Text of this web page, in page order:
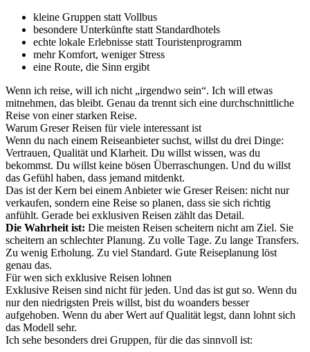
kleine Gruppen statt Vollbus
besondere Unterkünfte statt Standardhotels
echte lokale Erlebnisse statt Touristenprogramm
mehr Komfort, weniger Stress
eine Route, die Sinn ergibt
Wenn ich reise, will ich nicht „irgendwo sein“. Ich will etwas
mitnehmen, das bleibt. Genau da trennt sich eine durchschnittliche
Reise von einer starken Reise.
Warum Greser Reisen für viele interessant ist
Wenn du nach einem Reiseanbieter suchst, willst du drei Dinge:
Vertrauen, Qualität und Klarheit. Du willst wissen, was du
bekommst. Du willst keine bösen Überraschungen. Und du willst
das Gefühl haben, dass jemand mitdenkt.
Das ist der Kern bei einem Anbieter wie Greser Reisen: nicht nur
verkaufen, sondern eine Reise so planen, dass sie sich richtig
anfühlt. Gerade bei exklusiven Reisen zählt das Detail.
Die Wahrheit ist: Die meisten Reisen scheitern nicht am Ziel. Sie
scheitern an schlechter Planung. Zu volle Tage. Zu lange Transfers.
Zu wenig Erholung. Zu viel Standard. Gute Reiseplanung löst
genau das.
Für wen sich exklusive Reisen lohnen
Exklusive Reisen sind nicht für jeden. Und das ist gut so. Wenn du
nur den niedrigsten Preis willst, bist du woanders besser
aufgehoben. Wenn du aber Wert auf Qualität legst, dann lohnt sich
das Modell sehr.
Ich sehe besonders drei Gruppen, für die das sinnvoll ist: